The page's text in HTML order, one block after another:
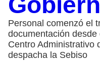
Personal comenzó el
documentación
Centro Administrativo
despacha la Sebiso